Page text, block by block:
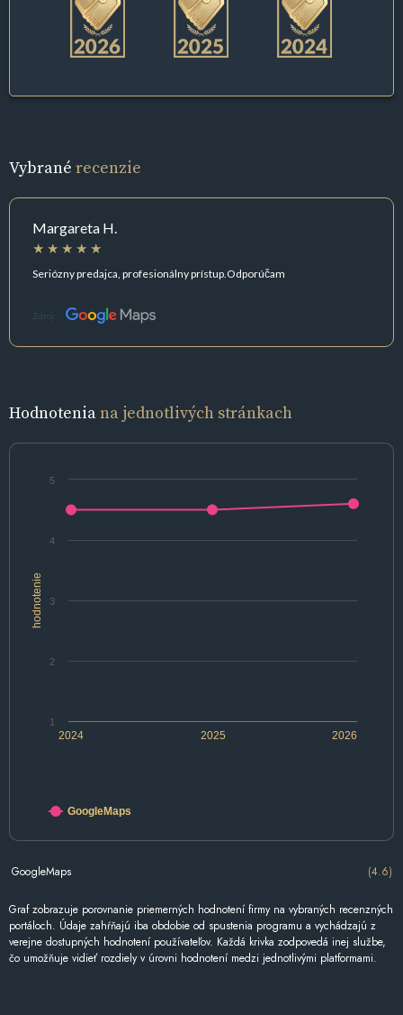
Vybrané recenzie
Margareta H.
Seriózny predajca, profesionálny prístup.Odporúčam
Zdroj:
Hodnoteniana jednotlivých stránkach
hodnotenie
2024 2025 2026
1
2
3
4
5
GoogleMaps
GoogleMaps (4.6)
Graf zobrazuje porovnanie priemerných hodnotení firmy na vybraných recenzných
portáloch. Údaje zahŕňajú iba obdobie od spustenia programu a vychádzajú z
verejne dostupných hodnotení používateľov. Každá krivka zodpovedá inej službe,
čo umožňuje vidieť rozdiely v úrovni hodnotení medzi jednotlivými platformami.